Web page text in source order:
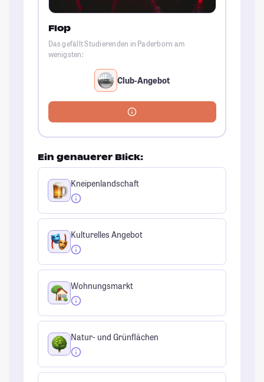
Flop
Das gefällt Studierenden in Paderborn am
wenigsten:
Club-Angebot
Ein genauerer Blick:
Kneipenlandschaft
Kulturelles Angebot
Wohnungsmarkt
Natur- und Grünflächen